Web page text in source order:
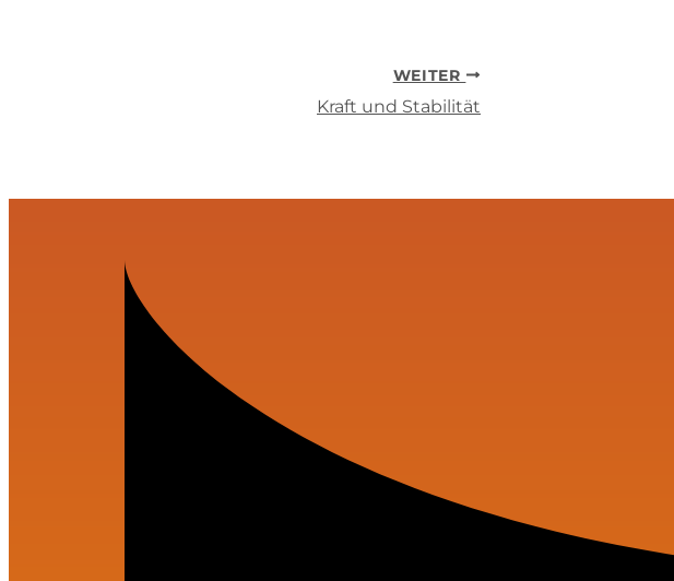
WEITER
Kraft und Stabilität